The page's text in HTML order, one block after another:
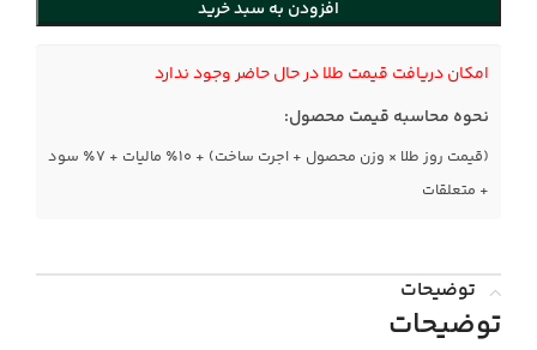
افزودن به سبد خرید
امکان دریافت قیمت طلا در حال حاضر وجود ندارد
نحوه محاسبه قیمت محصول:
(قیمت روز طلا × وزن محصول + اجرت ساخت) + ۱۰٪ مالیات + ۷٪ سود
+ متعلقات
توضیحات
توضیحات